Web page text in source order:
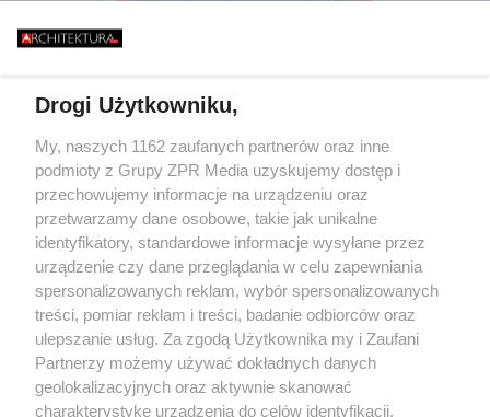
PARALIŻU
Żaden utwór zamieszczony w serwisie nie może być powielany i
rozpowszechniany lub dalej rozpowszechniany w jakikolwiek sposób (w
tym także elektroniczny lub mechaniczny) na jakimkolwiek polu
eksploatacji w jakiejkolwiek formie, włącznie z umieszczaniem w
Internecie bez pisemnej zgody właściciela praw. Jakiekolwiek użycie lub
wykorzystanie utworów w całości lub w części z naruszeniem prawa, tzn.
bez właściwej zgody, jest zabronione pod groźbą kary i może być ścigane
prawnie.
Drogi Użytkowniku,
My, naszych 1162 zaufanych partnerów oraz inne
podmioty z Grupy ZPR Media uzyskujemy dostęp i
przechowujemy informacje na urządzeniu oraz
przetwarzamy dane osobowe, takie jak unikalne
identyfikatory, standardowe informacje wysyłane przez
urządzenie czy dane przeglądania w celu zapewniania
spersonalizowanych reklam, wybór spersonalizowanych
treści, pomiar reklam i treści, badanie odbiorców oraz
ulepszanie usług. Za zgodą Użytkownika my i Zaufani
Partnerzy możemy używać dokładnych danych
geolokalizacyjnych oraz aktywnie skanować
charakterystykę urządzenia do celów identyfikacji.